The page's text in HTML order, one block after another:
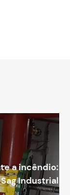
a incêndio:
Industrial